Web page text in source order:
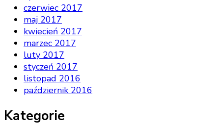
czerwiec 2017
maj 2017
kwiecień 2017
marzec 2017
luty 2017
styczeń 2017
listopad 2016
październik 2016
Kategorie